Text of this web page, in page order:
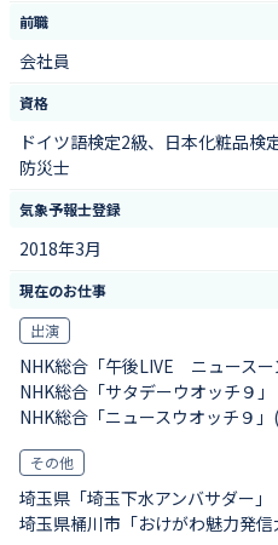
前職
会社員
資格
ドイツ語検定2級、日本化粧品検
防災士
気象予報士登録
2018年3月
現在のお仕事
出演
NHK総合「午後LIVE ニュースー
NHK総合「サタデーウオッチ９」
NHK総合「ニュースウオッチ９
その他
埼玉県「埼玉下水アンバサダー」
埼玉県桶川市「おけがわ魅力発信